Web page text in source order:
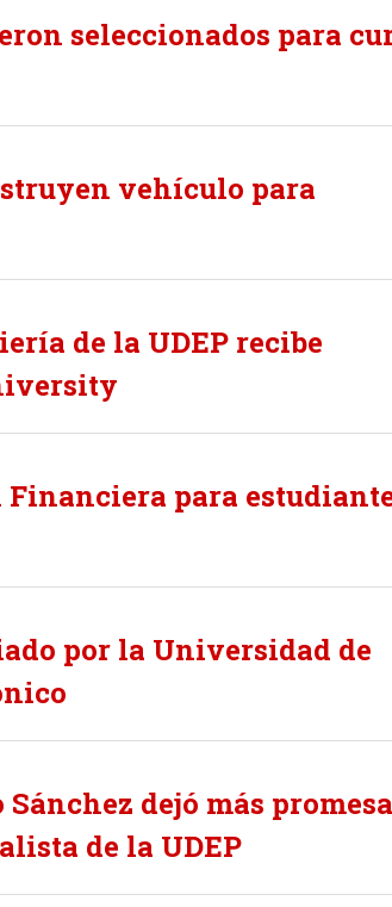
seleccionados para
vehículo para
de la UDEP recibe
Financiera para
por la Universidad de
dejó más
de la UDEP